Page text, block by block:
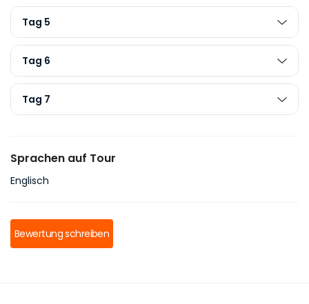
Tag 5
Tag 6
Tag 7
Sprachen auf Tour
Englisch
Bewertung schreiben